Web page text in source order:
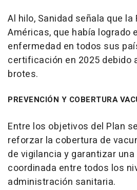
Al hilo, Sanidad señala que la
Américas, que había logrado
enfermedad en todos sus
certificación en 2025 debido
brotes.
PREVENCIÓN Y COBERTURA
Entre los objetivos del Plan
reforzar la cobertura de
de vigilancia y garantizar
coordinada entre todos los
administración sanitaria.